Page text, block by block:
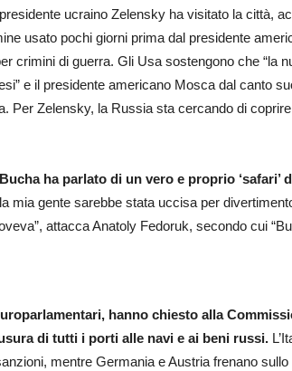
ucraino Zelensky ha visitato la città,
usato pochi giorni prima dal presidente
crimini di guerra. Gli Usa sostengono che “la
e il presidente americano Mosca dal canto
Per Zelensky, la Russia sta cercando di
ha parlato di un vero e proprio
mia gente sarebbe stata uccisa per
attacca Anatoly Fedoruk, secondo cui
hanno chiesto alla
di tutti i porti alle navi e ai beni russi.
mentre Germania e Austria frenano